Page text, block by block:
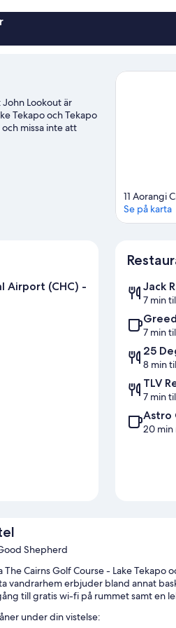
Lookout är
Tekapo och Tekapo
missa inte att
11 Aorangi
Se på karta
Airport (CHC) -
Jack
7 min
7 min
25
8 min
TLV
7 min
Astro
20 min
Shepherd
Cairns Golf Course - Lake
vandrarhem erbjuder bland annat
till gratis wi-fi på rummet samt en
under din vistelse: